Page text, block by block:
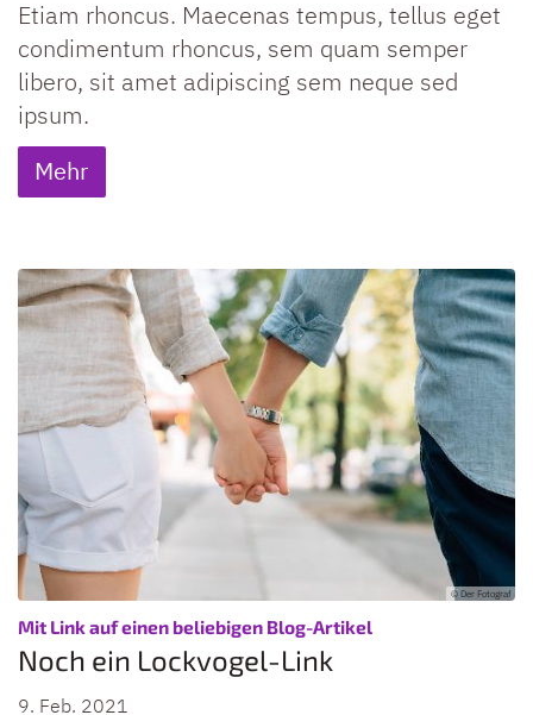
Etiam rhoncus. Maecenas tempus, tellus eget
condimentum rhoncus, sem quam semper
libero, sit amet adipiscing sem neque sed
ipsum.
Mehr
© Der Fotograf
Mit Link auf einen beliebigen Blog-Artikel
Noch ein Lockvogel-Link
9. Feb. 2021